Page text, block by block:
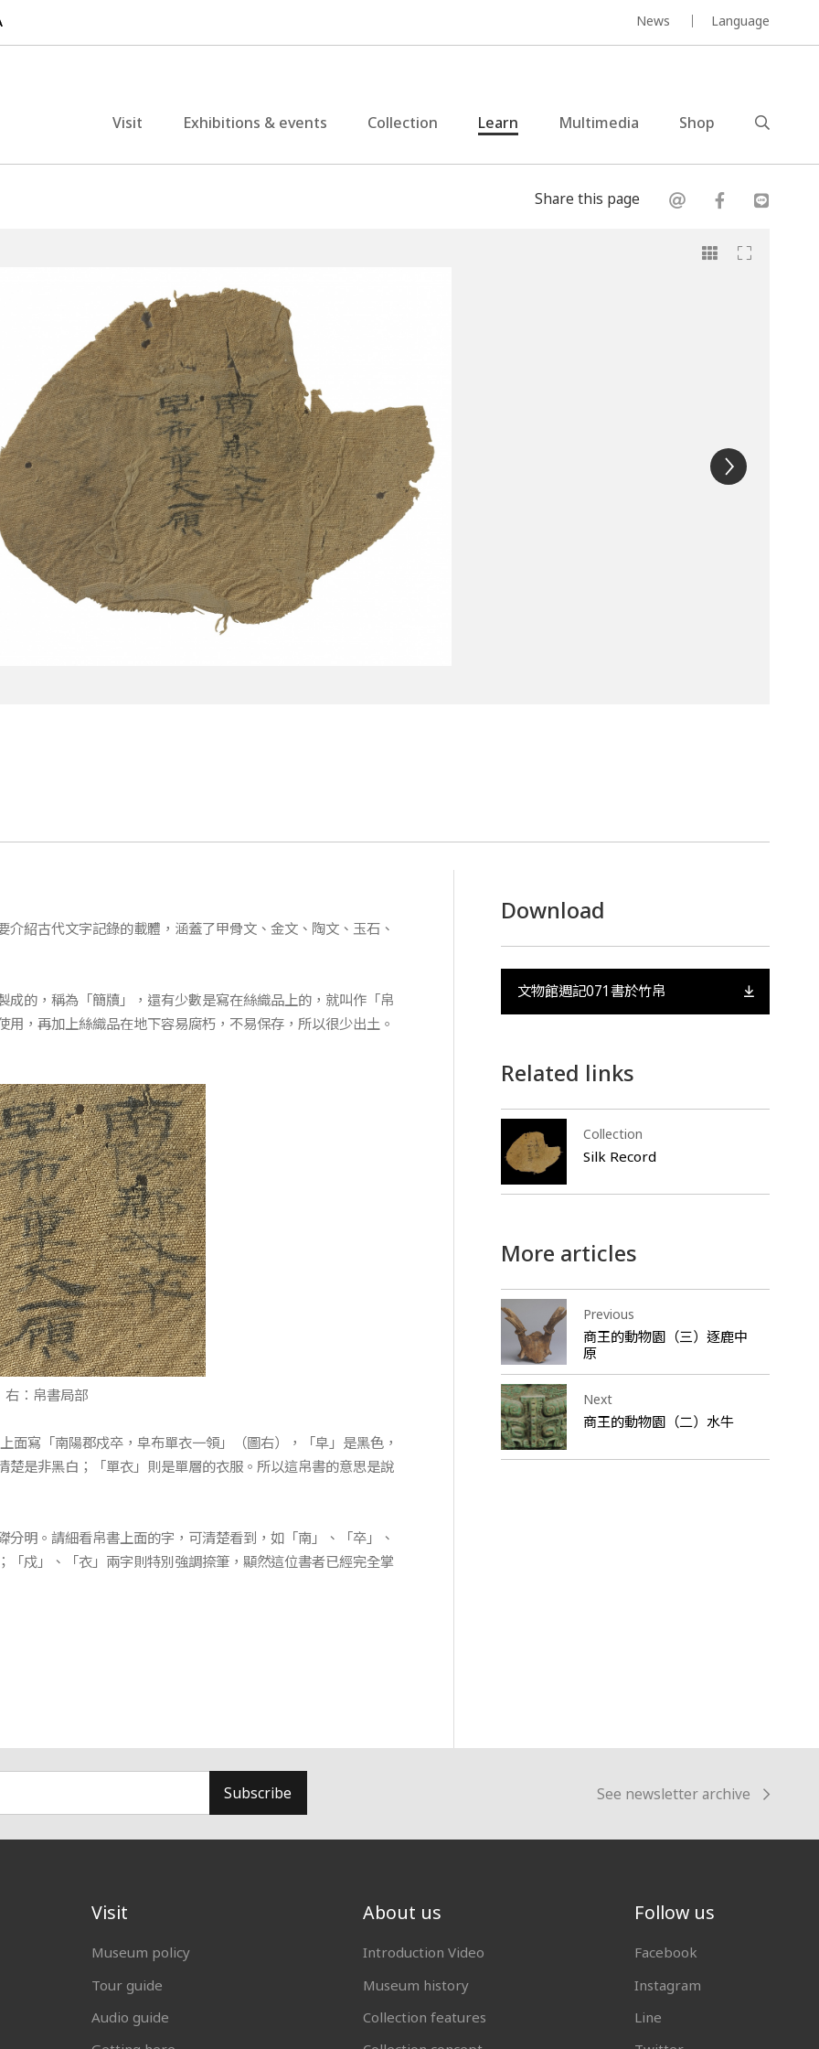
News Language
Visit Exhibitions & events Collection Learn Multimedia Shop
Share this page
紹古代文字記錄的載體，涵蓋了甲骨文、金文、陶文、玉石、
的，稱為「簡牘」，還有少數是寫在絲織品上的，就叫作「帛
，再加上絲織品在地下容易腐朽，不易保存，所以很少出土。
部
寫「南陽郡戍卒，皁布單衣一領」（圖右），「皁」是黑色，
是非黑白；「單衣」則是單層的衣服。所以這帛書的意思是說
明。請細看帛書上面的字，可清楚看到，如「南」、「卒」、
戍」、「衣」兩字則特別強調捺筆，顯然這位書者已經完全掌
Download
文物館週記071書於竹帛
Related links
Collection
Silk Record
More articles
Previous
商王的動物園（三）逐鹿中
原
Next
商王的動物園（二）水牛
Subscribe See newsletter archive
Visit
Museum policy
Tour guide
Audio guide
About us
Introduction Video
Museum history
Collection features
Follow us
Facebook
Instagram
Line